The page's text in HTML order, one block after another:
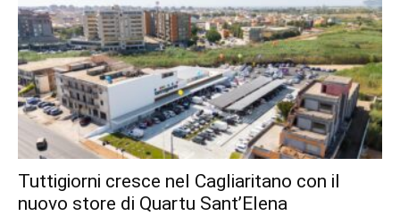
Tuttigiorni cresce nel Cagliaritano con il
nuovo store di Quartu Sant’Elena